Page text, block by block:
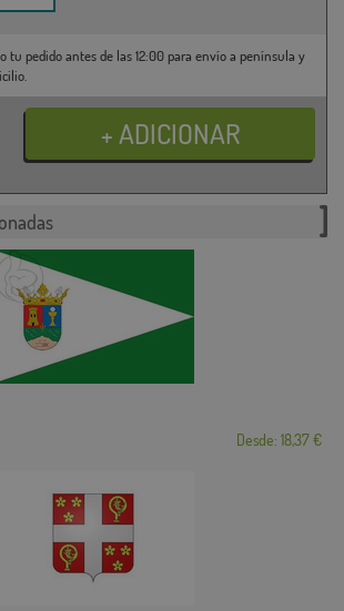
tu pedido antes de las 12:00 para envío a península y
Desde: 18,37 €